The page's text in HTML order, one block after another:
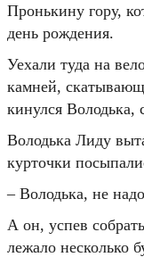
Пронькину гору,
день рождения.
Уехали туда на
камней,
кинулся Володька,
Володька Лиду
курточки
– Володька, не
А он, успев
лежало несколько